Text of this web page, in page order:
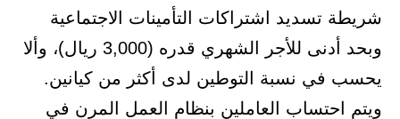
شريطة تسديد اشتراكات التأمينات الاجتماعية
وبحد أدنى للأجر الشهري قدره (3,000 ريال)، وألا
يحسب في نسبة التوطين لدى أكثر من كيانين.
ويتم احتساب العاملين بنظام العمل المرن في